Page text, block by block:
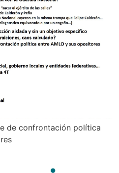
de confrontación política